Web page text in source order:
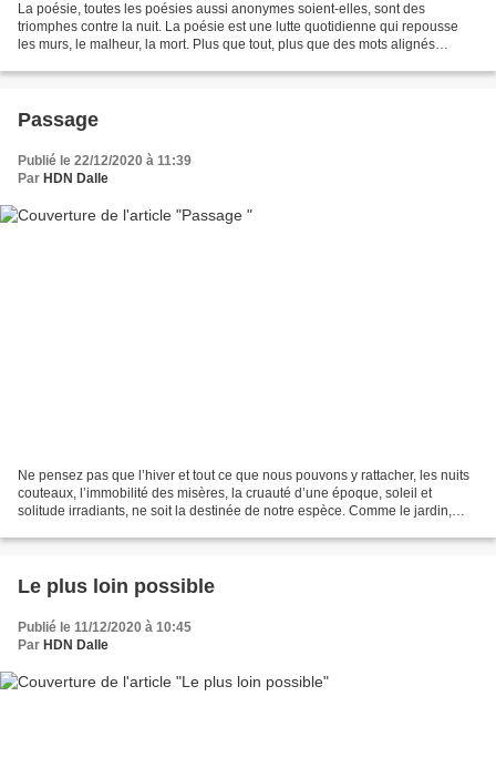
La poésie, toutes les poésies aussi anonymes soient-elles, sont des
triomphes contre la nuit. La poésie est une lutte quotidienne qui repousse
les murs, le malheur, la mort. Plus que tout, plus que des mots alignés
Passage
Publié le 22/12/2020 à 11:39
Par HDN Dalle
Ne pensez pas que l’hiver et tout ce que nous pouvons y rattacher, les nuits
couteaux, l’immobilité des misères, la cruauté d’une époque, soleil et
solitude irradiants, ne soit la destinée de notre espèce. Comme le jardin,
Le plus loin possible
Publié le 11/12/2020 à 10:45
Par HDN Dalle